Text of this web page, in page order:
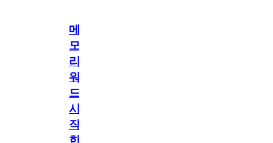
메
모
리
워
드
시
작